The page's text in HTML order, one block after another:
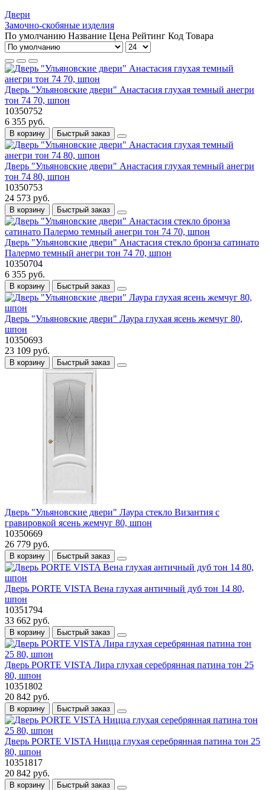
Двери
Замочно-скобяные изделия
По умолчанию Название Цена Рейтинг Код Товара
Дверь "Ульяновские двери" Анастасия глухая темный анегри
тон 74 70, шпон
10350752
6 355 руб.
В корзину Быстрый заказ
Дверь "Ульяновские двери" Анастасия глухая темный анегри
тон 74 80, шпон
10350753
24 573 руб.
В корзину Быстрый заказ
Дверь "Ульяновские двери" Анастасия стекло бронза сатинато
Палермо темный анегри тон 74 70, шпон
10350704
6 355 руб.
В корзину Быстрый заказ
Дверь "Ульяновские двери" Лаура глухая ясень жемчуг 80,
шпон
10350693
23 109 руб.
В корзину Быстрый заказ
Дверь "Ульяновские двери" Лаура стекло Византия с
гравировкой ясень жемчуг 80, шпон
10350669
26 779 руб.
В корзину Быстрый заказ
Дверь PORTE VISTA Вена глухая античный дуб тон 14 80,
шпон
10351794
33 662 руб.
В корзину Быстрый заказ
Дверь PORTE VISTA Лира глухая серебрянная патина тон 25
80, шпон
10351802
20 842 руб.
В корзину Быстрый заказ
Дверь PORTE VISTA Ницца глухая серебрянная патина тон 25
80, шпон
10351817
20 842 руб.
В корзину Быстрый заказ